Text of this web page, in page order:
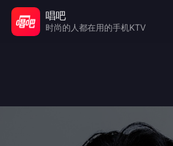
唱吧
时尚的人都在用的手机KTV